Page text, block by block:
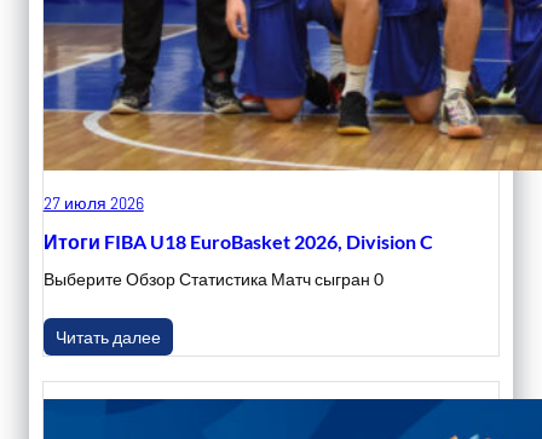
27 июля 2026
Итоги FIBA U18 EuroBasket 2026, Division C
Выберите Обзор Статистика Матч сыгран 0
Читать далее